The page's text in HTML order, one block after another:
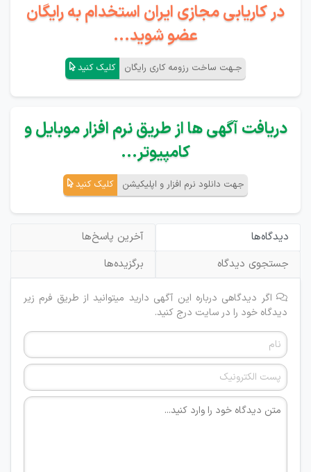
در کاریابی مجازی ایران استخدام به رایگان
عضو شوید...
جـهت ساخت رزومه کاری رایگان کلیک کنید
دریافت آگهی ها از طریق نرم افزار موبایل و
کامپیوتر...
جهت دانلود نرم افزار و اپلیکیشن کلیک کنید
دیدگاه‌ها
آخرین پاسخ‌ها
جستجوی دیدگاه
برگزیده‌ها
اگر دیدگاهی درباره این آگهی دارید میتوانید از طریق فرم زیر
دیدگاه خود را در سایت درج کنید.